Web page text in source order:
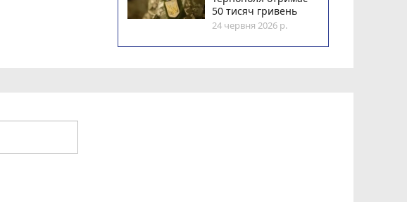
50 тисяч гривень
24 червня 2026 р.